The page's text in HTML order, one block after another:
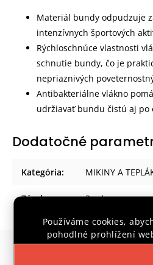
Používáme cookies,
pohodlné prohlížení
provozu webu neustále
Materiál bundy odpudzuje
intenzívnych športových
Rýchloschnúce vlastnosti
schnutie bundy, čo je
nepriaznivých
Antibakteriálne vlákno
udržiavať bundu čistú aj po
Dodatočné
Kategória: MIKINY A
Záruka: 2 roky